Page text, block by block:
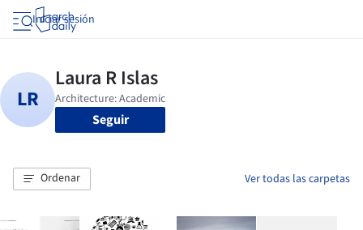
Iniciar sesión
Seguir
Ordenar Ver todas las carpetas